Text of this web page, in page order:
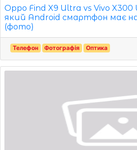
Oppo Find X9 Ultra vs Vivo
який Android смартфон має
(фото)
Телефон Фотографія Оптика